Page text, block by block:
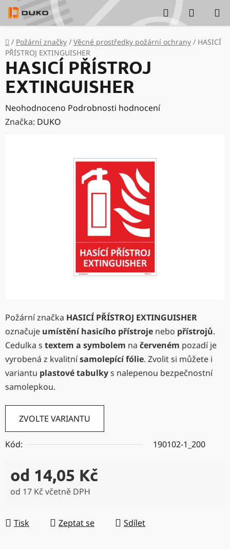
Přejít
na
obsah
Hledat
KOŠÍK
Domů
/ Požární značky / Věcné prostředky požární ochrany / HASICÍ
PŘÍSTROJ EXTINGUISHER
Požární značka HASICÍ PŘÍSTROJ EXTINGUISHER
označuje umístěníhasicího přístroje nebo přístrojů.
Cedulka s textem a symbolem na červeném pozadí je
vyrobená z kvalitnísamolepící fólie. Zvolit si můžete i
variantu plastové tabulkys nalepenou bezpečnostní
samolepkou.
ZVOLTE VARIANTU
Kód: 190102-1_200
od 14,05 Kč
od 17 Kč včetně DPH
Tisk
Zeptat se Sdílet
HASICÍ PŘÍSTROJ
EXTINGUISHER
Průměrné
hodnocení
Neohodnoceno Podrobnosti hodnocení
Značka: DUKO